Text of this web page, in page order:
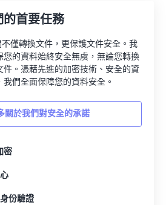
首要任務
僅轉換文件，更保護文件安全。我
您的資料始終安全無虞，無論您轉換
件。憑藉先進的加密技術、安全的資
們全面保障您的資料安全。
關於我們對安全的承諾
密
份驗證